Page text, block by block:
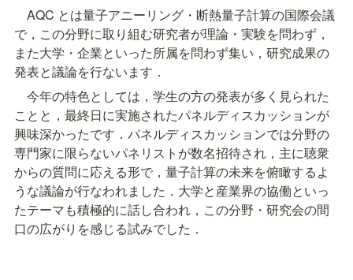
AQC とは量子アニーリング・断熱量子計算の国際会議
で，この分野に取り組む研究者が理論・実験を問わず，
また大学・企業といった所属を問わず集い，研究成果の
発表と議論を行ないます．
今年の特色としては，学生の方の発表が多く見られた
ことと，最終日に実施されたパネルディスカッションが
興味深かったです．パネルディスカッションでは分野の
専門家に限らないパネリストが数名招待され，主に聴衆
からの質問に応える形で，量子計算の未来を俯瞰するよ
うな議論が行なわれました．大学と産業界の協働といっ
たテーマも積極的に話し合われ，この分野・研究会の間
口の広がりを感じる試みでした．